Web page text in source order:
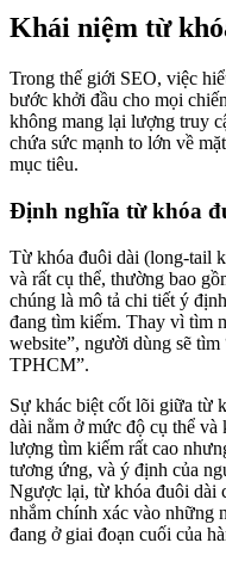
Khái niệm từ
Trong thế giới SEO, việc
bước khởi đầu cho mọi
không mang lại lượng truy
chứa sức mạnh to lớn về
mục tiêu.
Định nghĩa từ khóa
Từ khóa đuôi dài (long-tail
và rất cụ thể, thường bao
chúng là mô tả chi tiết ý
đang tìm kiếm. Thay vì tìm
website”, người dùng sẽ tìm
TPHCM”.
Sự khác biệt cốt lõi giữa từ
dài nằm ở mức độ cụ thể
lượng tìm kiếm rất cao
tương ứng, và ý định của
Ngược lại, từ khóa đuôi dài
nhắm chính xác vào những
đang ở giai đoạn cuối của